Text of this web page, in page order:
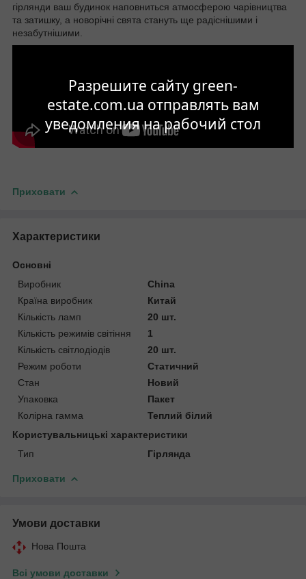
Разрешите сайту green-
estate.com.ua отправлять вам
уведомления на рабочий стол
гірлянди ваш будинок наповниться атмосферою чарівництва
та затишку, а новорічні свята стануть ще радіснішими і
незабутнішими.
Приховати
Характеристики
Основні
Виробник
China
Країна виробник
Китай
Кількість ламп
20 шт.
Кількість режимів світіння
1
Кількість світлодіодів
20 шт.
Режим роботи
Статичний
Стан
Новий
Упаковка
Пакет
Колірна гамма
Теплий білий
Користувальницькі характеристики
Тип
Гірлянда
Приховати
Умови доставки
Нова Пошта
Всі умови доставки